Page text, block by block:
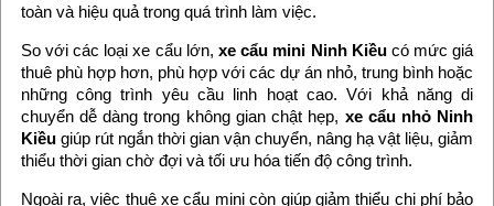
toàn và hiệu quả trong quá trình làm việc.
So với các loại xe cẩu lớn, xe cẩu mini Ninh Kiềucó mức giá
thuê phù hợp hơn, phù hợp với các dự án nhỏ, trung bình hoặc
những công trình yêu cầu linh hoạt cao. Với khả năng di
chuyển dễ dàng trong không gian chật hẹp, xe cẩu nhỏ Ninh
Kiềugiúp rút ngắn thời gian vận chuyển, nâng hạ vật liệu, giảm
thiểu thời gian chờ đợi và tối ưu hóa tiến độ công trình.
Ngoài ra, việc thuê xe cẩu mini còn giúp giảm thiểu chi phí bảo